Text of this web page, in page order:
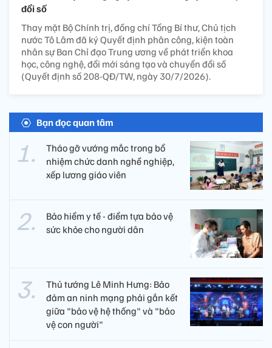
đổi số
Thay mặt Bộ Chính trị, đồng chí Tổng Bí thư, Chủ tịch
nước Tô Lâm đã ký Quyết định phân công, kiện toàn
nhân sự Ban Chỉ đạo Trung ương về phát triển khoa
học, công nghệ, đổi mới sáng tạo và chuyển đổi số
(Quyết định số 208-QĐ/TW, ngày 30/7/2026).
Bạn đọc quan tâm
Tháo gỡ vướng mắc trong bổ
nhiệm chức danh nghề nghiệp,
xếp lương giáo viên
Bảo hiểm y tế - điểm tựa bảo vệ
sức khỏe cho người dân
Thủ tướng Lê Minh Hưng: Bảo
đảm an ninh mạng phải gắn kết
giữa "bảo vệ hệ thống" và "bảo
vệ con người"